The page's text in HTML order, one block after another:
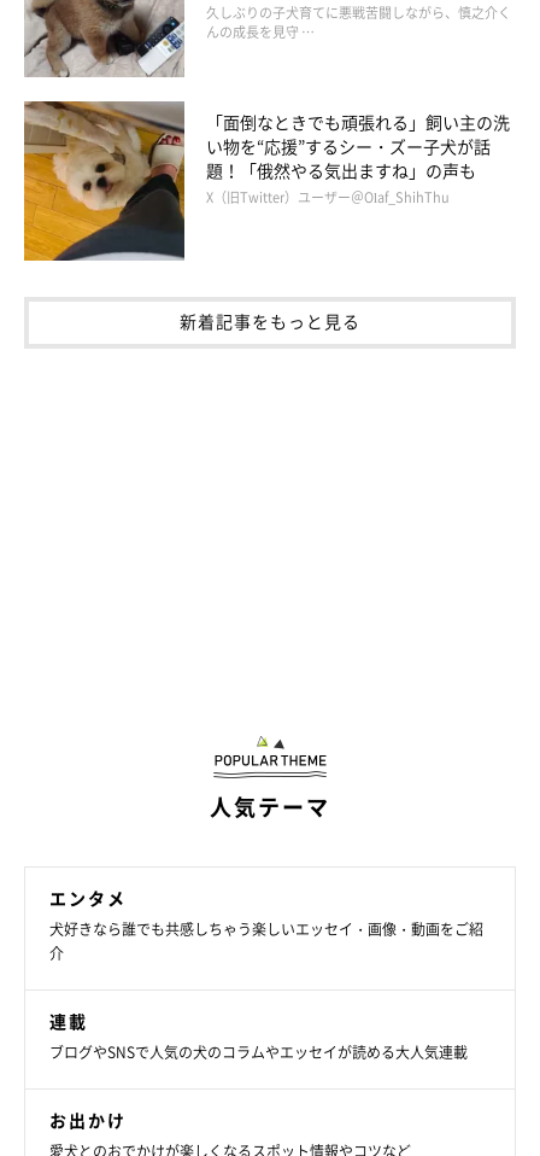
さくちゃんの素顔に迫る！ 飼い主さんにイ
ンタビュー
＠saku_chan0826
お兄ちゃんとの久々の再会に、喜びを爆発させていたさくちゃ
ん。あんなふうに愛犬が待っていてくれたら、嬉しくてたまりま
せんよね。
お兄ちゃんは昨年社会人になったばかりで、あまり実家に顔を出
久しぶりの子犬育てに悪戦苦闘しながら、慎之介く
んの成長を見守 …
「面倒なときでも頑張れる」飼い主の洗
い物を“応援”するシー・ズー子犬が話
題！「俄然やる気出ますね」の声も
X（旧Twitter）ユーザー＠Olaf_ShihThu
新着記事をもっと見る
人気テーマ
エンタメ
犬好きなら誰でも共感しちゃう楽しいエッセイ・画像・動画をご紹
介
連載
ブログやSNSで人気の犬のコラムやエッセイが読める大人気連載
お出かけ
愛犬とのおでかけが楽しくなるスポット情報やコツなど